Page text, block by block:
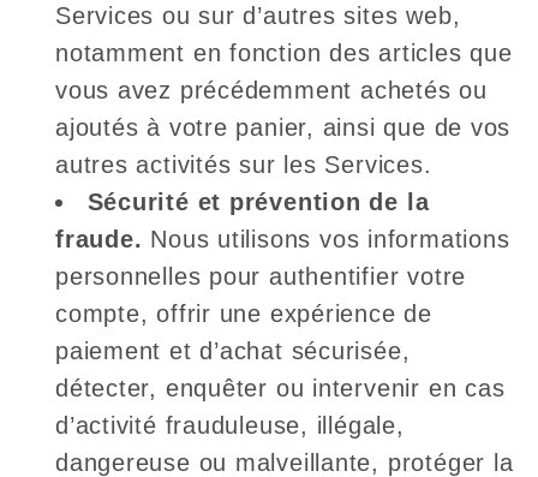
Services ou sur d’autres sites web,
notamment en fonction des articles que
vous avez précédemment achetés ou
ajoutés à votre panier, ainsi que de vos
autres activités sur les Services.
Sécurité et prévention de la
fraude. Nous utilisons vos informations
personnelles pour authentifier votre
compte, offrir une expérience de
paiement et d’achat sécurisée,
détecter, enquêter ou intervenir en cas
d’activité frauduleuse, illégale,
dangereuse ou malveillante, protéger la